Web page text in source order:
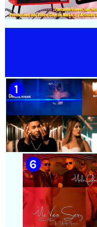
🟡 Rose Díaz || ¨Yo soy el
Cubano¨ (Autores:
González y Reutilio
Domínguez) || Director:
Haila || ¨La cinturita¨ ||
Director: Henry García
Quintana || Videoclip ||
Popular Bailable Cubana ||
- Salsa - Timba || CUBA
🟡 Chacal - ¨No
- Dirección: Adrián